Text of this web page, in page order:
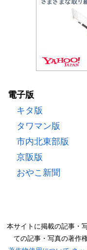
電子版
キタ版
タワマン版
市内北東部版
京阪版
おやこ新聞
本サイトに掲載の記事・
ての記事・写真の著作